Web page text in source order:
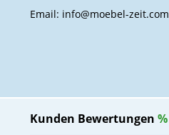
Email: info@moebel-zeit.com
Kunden Bewertungen %